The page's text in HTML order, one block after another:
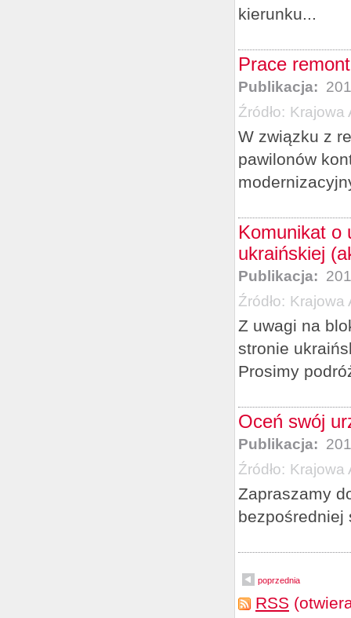
kierunku...
Prace
Publikacja:
Źródło: Krajowa
W związku z
pawilonów
Komunikat o
ukraińskiej
Publikacja:
Źródło: Krajowa
Z uwagi na
stronie
Prosimy
Oceń swój
Publikacja:
Źródło: Krajowa
Zapraszamy
bezpośredniej
poprzednia
RSS